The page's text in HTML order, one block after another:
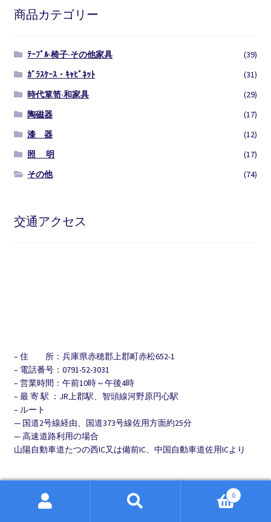
商品カテゴリー
ﾃｰﾌﾞﾙ·椅子·その他家具
(39)
ｶﾞﾗｽｹｰｽ・ｷｬﾋﾞﾈｯﾄ
(31)
時代箪笥·和家具
(29)
陶磁器
(17)
漆 器
(12)
照 明
(17)
その他
(74)
交通アクセス
– 住 所：兵庫県赤穂郡上郡町赤松652-1
– 電話番号：0791-52-3031
– 営業時間：午前10時～午後4時
– 最 寄 駅 ：JR上郡駅、智頭線河野原円心駅
– ルート
— 国道2号線経由、国道373号線佐用方面約25分
— 高速道路利用の場合
山陽自動車道たつの西IC又は備前IC、中国自動車道佐用ICより
店主のこだわり
0